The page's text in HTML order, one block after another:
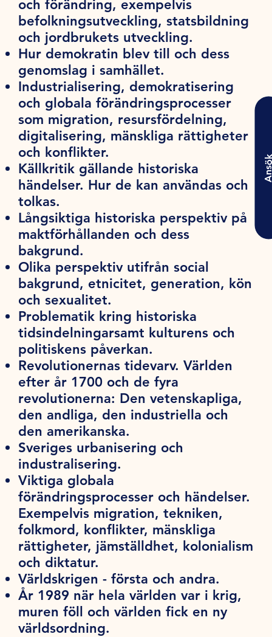
och förändring, exempelvis
befolkningsutveckling, statsbildning
och jordbrukets utveckling.
Hur demokratin blev till och dess
genomslag i samhället.
Industrialisering, demokratisering
och globala förändringsprocesser
som migration, resursfördelning,
digitalisering, mänskliga rättigheter
och konflikter.
Källkritik gällande historiska
händelser. Hur de kan användas och
tolkas.
Långsiktiga historiska perspektiv på
maktförhållanden och dess
bakgrund.
Olika perspektiv utifrån social
bakgrund, etnicitet, generation, kön
och sexualitet.
Problematik kring historiska
tidsindelningarsamt kulturens och
politiskens påverkan.
Revolutionernas tidevarv. Världen
efter år 1700 och de fyra
revolutionerna: Den vetenskapliga,
den andliga, den industriella och
den amerikanska.
Sveriges urbanisering och
industralisering.
Viktiga globala
förändringsprocesser och händelser.
Exempelvis migration, tekniken,
folkmord, konflikter, mänskliga
rättigheter, jämställdhet, kolonialism
och diktatur.
Världskrigen - första och andra.
År 1989 när hela världen var i krig,
muren föll och världen fick en ny
världsordning.